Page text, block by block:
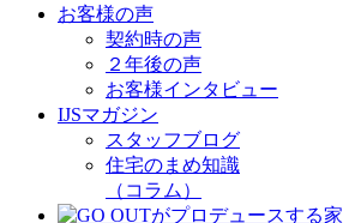
お客様の声
契約時の声
２年後の声
お客様インタビュー
IJSマガジン
スタッフブログ
住宅のまめ知識
（コラム）